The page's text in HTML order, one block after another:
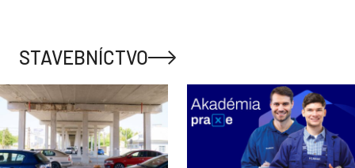
STAVEBNÍCTVO